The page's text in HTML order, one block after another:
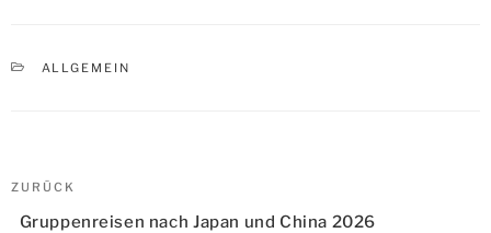
KATEGORIEN
ALLGEMEIN
Beitragsnavigation
Vorheriger
Beitrag
ZURÜCK
Gruppenreisen nach Japan und China 2026